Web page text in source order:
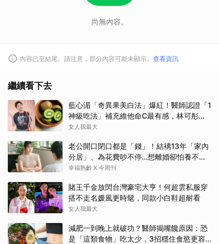
尚無內容。
內容已至結尾。請注意，部分內容可能未顯示。 查看資訊
繼續看下去
藍心湄「奇異果美白法」爆紅！醫師認證「1
神級吃法」補充維他命C最有感，林可彤自
曝從小跟著吃
女人我最大
老公開口閉口都是「錢」！結褵13年「家內
分居」、為花費吵不停…想離婚卻怕養不活
自己：還要忍3年？
幸福熟齡 X 今周刊
賭王千金放閃台灣豪宅大亨！何超雲私服穿
搭不走名媛風更時髦，同款小白鞋超耐看
女人我最大
減肥一到晚上就破功？醫師揭嘴饞原因：恐
是「這類食物」吃太少，3招穩住食慾更容